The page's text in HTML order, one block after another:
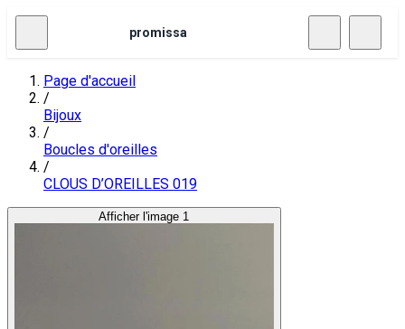
promissa
Page d'accueil
/
Bijoux
/
Boucles d'oreilles
/
CLOUS D’OREILLES 019
Afficher l'image 1